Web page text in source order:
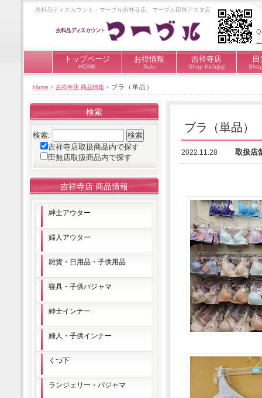
衣料品ディスカウント・マーブル吉祥寺店、マーブル田無アスタ店
トップページ
HOME
お得情報
Sale
吉祥寺店
Shop Kichijoji
Home » 吉祥寺店 商品情報 » ブラ（単品）
ブラ（単品）
2022.11.28 取扱店
検索
検索:
吉祥寺店取扱商品内で探す
田無店取扱商品内で探す
吉祥寺店 商品情報
紳士アウター
婦人アウター
雑貨・日用品・子供用品
寝具・子供パジャマ
紳士インナー
婦人・子供インナー
くつ下
ランジェリー・パジャマ